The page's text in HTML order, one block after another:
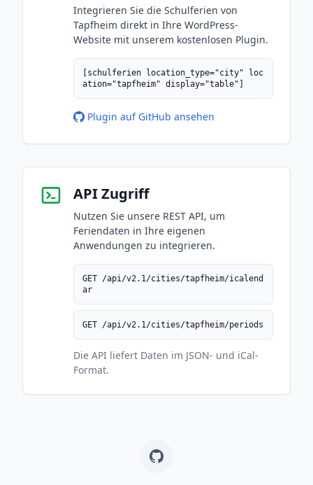
Integrieren Sie die Schulferien von
Tapfheim direkt in Ihre WordPress-
Website mit unserem kostenlosen Plugin.
[schulferien location_type="city" loc
ation="tapfheim" display="table"]
Plugin auf GitHub ansehen
API Zugriff
Nutzen Sie unsere REST API, um
Feriendaten in Ihre eigenen
Anwendungen zu integrieren.
GET /api/v2.1/cities/tapfheim/icalend
ar
GET /api/v2.1/cities/tapfheim/periods
Die API liefert Daten im JSON- und iCal-
Format.